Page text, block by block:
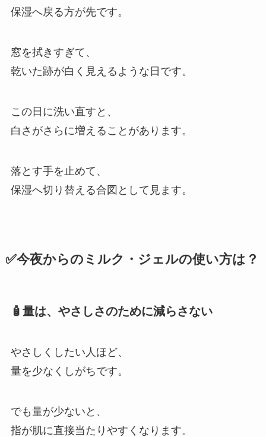
保湿へ戻る方が先です。
窓を拭きすぎて、
乾いた跡が白く見えるような日です。
この日に洗い直すと、
白さがさらに増えることがあります。
落とす手を止めて、
保湿へ切り替える合図として見ます。
✅今夜からのミルク・ジェルの使い方は？
🧴量は、やさしさのために減らさない
やさしくしたい人ほど、
量を少なくしがちです。
でも量が少ないと、
指が肌に直接当たりやすくなります。